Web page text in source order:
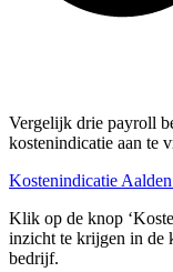
Vergelijk drie payroll
kostenindicatie aan te
Kostenindicatie
Klik op de knop
inzicht te krijgen in de
bedrijf.